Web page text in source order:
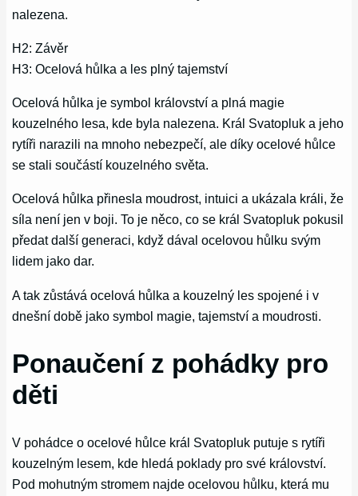
nalezena.
H2: Závěr
H3: Ocelová hůlka a les plný tajemství
Ocelová hůlka je symbol království a plná magie
kouzelného lesa, kde byla nalezena. Král Svatopluk a jeho
rytíři narazili na mnoho nebezpečí, ale díky ocelové hůlce
se stali součástí kouzelného světa.
Ocelová hůlka přinesla moudrost, intuici a ukázala králi, že
síla není jen v boji. To je něco, co se král Svatopluk pokusil
předat další generaci, když dával ocelovou hůlku svým
lidem jako dar.
A tak zůstává ocelová hůlka a kouzelný les spojené i v
dnešní době jako symbol magie, tajemství a moudrosti.
Ponaučení z pohádky pro
děti
V pohádce o ocelové hůlce král Svatopluk putuje s rytíři
kouzelným lesem, kde hledá poklady pro své království.
Pod mohutným stromem najde ocelovou hůlku, která mu